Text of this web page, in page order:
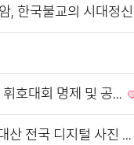
, 한국불교의 시대정
호대회 명제 및 공…
산 전국 디지털 사진 …